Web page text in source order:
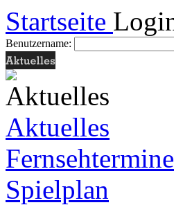
Startseite
Benutzername:
Aktuelles
Fernsehtermine
Spielplan